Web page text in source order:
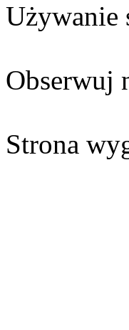
Używanie
Obserwuj
Strona